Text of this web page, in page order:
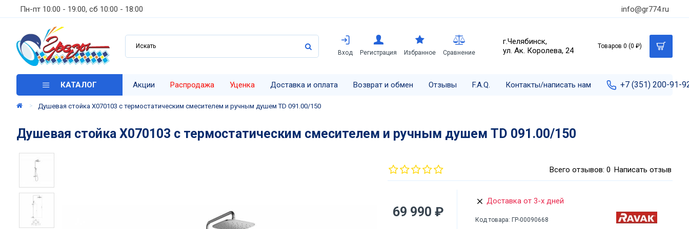
Пн-пт 10:00 - 19:00, сб 10:00 - 18:00 info@gr774.ru
Вход Регистрация Избранное Сравнение
г.Челябинск,
ул. Ак. Королева, 24
Товаров 0 (0 ₽)
КАТАЛОГ Акции Распродажа Уценка Доставка и оплата Возврат и обмен Отзывы F.A.Q. Контакты/написать нам +7 (351) 200-91-
Душевая стойка X070103 с термостатическим смесителем и ручным душем TD 091.00/150
Душевая стойка X070103 с термостатическим смесителем и ручным душем TD 091.00/150
Всего отзывов: 0 Написать отзыв
69 990 ₽
Доставка от 3-х дней
Код товара: ГР-00090668